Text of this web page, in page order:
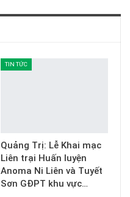
TIN TỨC
Quảng Trị: Lễ Khai mạc
Liên trại Huấn luyện
Anoma Ni Liên và Tuyết
Sơn GĐPT khu vực…